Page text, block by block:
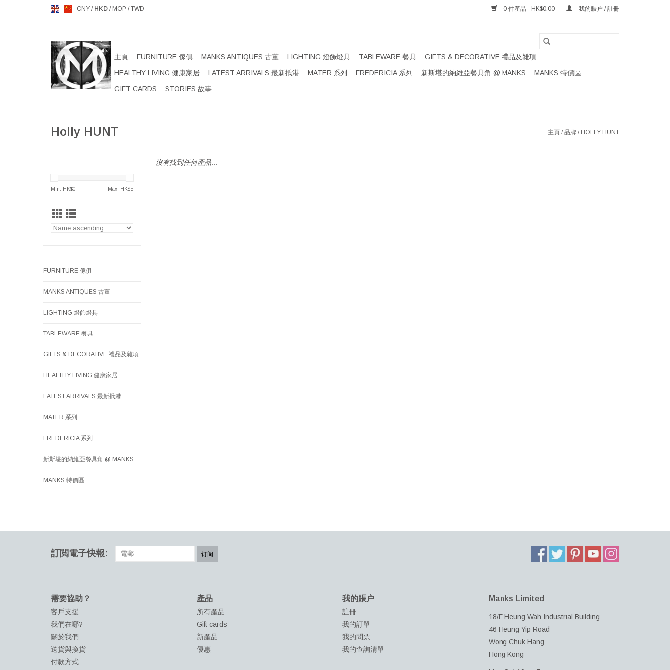
CNY / HKD / MOP /TWD 0 件產品 - HK$0.00 我的賬户 / 註冊
主頁 FURNITURE 傢俱 MANKS ANTIQUES 古董 LIGHTING 燈飾燈具 TABLEWARE 餐具
GIFTS & DECORATIVE 禮品及雜項
HEALTHY LIVING 健康家居
LATEST ARRIVALS 最新扺港 MATER 系列 FREDERICIA 系列 新斯堪的納維亞餐具角 @ MANKS
MANKS 特價區
GIFT CARDS
STORIES 故事
Holly HUNT 主頁 /品牌 / HOLLY HUNT
Min: HK$0 Max: HK$5
FURNITURE 傢俱
MANKS ANTIQUES 古董
LIGHTING 燈飾燈具
TABLEWARE 餐具
GIFTS & DECORATIVE 禮品及雜項
HEALTHY LIVING 健康家居
LATEST ARRIVALS 最新扺港
MATER 系列
FREDERICIA 系列
新斯堪的納維亞餐具角 @ MANKS
MANKS 特價區
沒有找到任何產品...
訂閲電子快報: 订阅
需要協助？
客戶支援
我們在哪?
關於我們
送貨與換貨
付款方式
產品
所有產品
Gift cards
新產品
優惠
我的賬户
註冊
我的訂單
我的問票
我的查詢清單
Manks Limited
18/F Heung Wah Industrial Building
46 Heung Yip Road
Wong Chuk Hang
Hong Kong